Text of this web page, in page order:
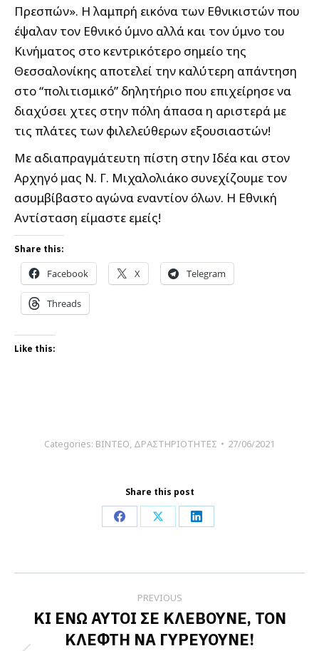
Πρεσπών». Η λαμπρή εικόνα των Εθνικιστών που
έψαλαν τον Εθνικό ύμνο αλλά και τον ύμνο του
Κινήματος στο κεντρικότερο σημείο της
Θεσσαλονίκης αποτελεί την καλύτερη απάντηση
στο “πολιτισμικό” δηλητήριο που επιχείρησε να
διαχύσει χτες στην πόλη άπασα η αριστερά με
τις πλάτες των φιλελεύθερων εξουσιαστών!
Με αδιαπραγμάτευτη πίστη στην Ιδέα και στον
Αρχηγό μας Ν. Γ. Μιχαλολιάκο συνεχίζουμε τον
ασυμβίβαστο αγώνα εναντίον όλων. Η Εθνική
Αντίσταση είμαστε εμείς!
Share this:
Facebook X Telegram
Threads
Like this:
Categories: ΒΙΝΤΕΟ, ΔΡΑΣΤΗΡΙΟΤΗΤΕΣ 27/06/2021
Share this post
Share
Facebook
Share
X
Share
LinkedIn
navigation
PREVIOUS
ΚΙ ΕΝΩ ΑΥΤΟΙ ΣΕ ΚΛΕΒΟΥΝΕ, ΤΟΝ
ΚΛΕΦΤΗ ΝΑ ΓΥΡΕΥΟΥΝΕ!